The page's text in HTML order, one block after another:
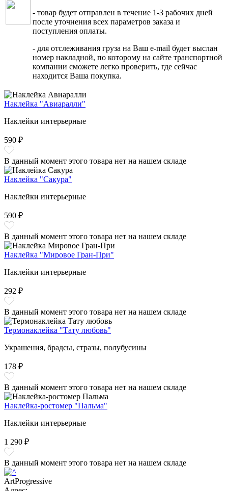
- товар будет отправлен в течение 1-3 рабочих дней
после уточнения всех параметров заказа и
поступления оплаты.
- для отслеживания груза на Ваш e-mail будет выслан
номер накладной, по которому на сайте транспортной
компании сможете легко проверить, где сейчас
находится Ваша покупка.
Наклейка "Авиаралли"
Наклейки интерьерные
590 ₽
В данный момент этого товара нет на нашем складе
Наклейка "Сакура"
Наклейки интерьерные
590 ₽
В данный момент этого товара нет на нашем складе
Наклейка "Мировое Гран-При"
Наклейки интерьерные
292 ₽
В данный момент этого товара нет на нашем складе
Термонаклейка "Тату любовь"
Украшения, брадсы, стразы, полубусины
178 ₽
В данный момент этого товара нет на нашем складе
Наклейка-ростомер "Пальма"
Наклейки интерьерные
1 290 ₽
В данный момент этого товара нет на нашем складе
ArtProgressive